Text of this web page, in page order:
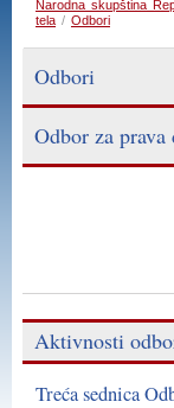
Narodna skupština
tela / Odbori
Odbori
Odbor za prava
Aktivnosti
Treća sednica